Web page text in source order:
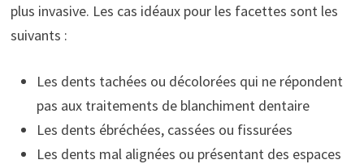
plus invasive. Les cas idéaux pour les facettes sont les
suivants :
Les dents tachées ou décolorées qui ne répondent
pas aux traitements de blanchiment dentaire
Les dents ébréchées, cassées ou fissurées
Les dents mal alignées ou présentant des espaces